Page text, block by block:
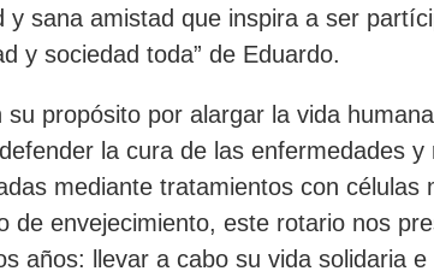
y sana amistad que inspira a ser
y sociedad toda” de Eduardo.
su propósito por alargar la vida
la cura de las enfermedades y
mediante tratamientos con células
de envejecimiento, este rotario nos
años: llevar a cabo su vida solidaria e